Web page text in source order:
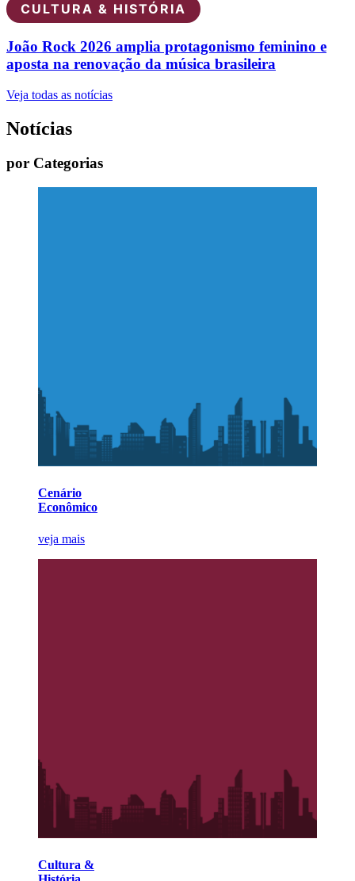
CULTURA & HISTÓRIA
João Rock 2026 amplia protagonismo feminino e
aposta na renovação da música brasileira
Veja todas as notícias
Notícias
por Categorias
Cenário
Econômico
veja mais
Cultura &